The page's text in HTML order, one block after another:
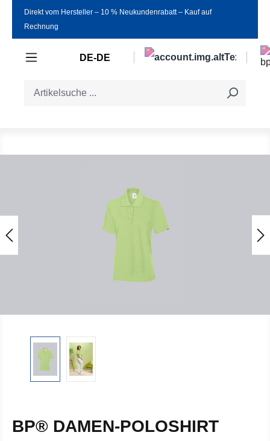
Zum Hauptinhalt springen
Direkt vom Hersteller ‒ 10 % Neukundenrabatt ‒ Kauf auf
Rechnung
DE-DE
BP® DAMEN-POLOSHIRT